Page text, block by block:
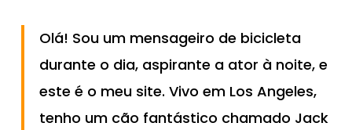
Olá! Sou um mensageiro de bicicleta
durante o dia, aspirante a ator à noite, e
este é o meu site. Vivo em Los Angeles,
tenho um cão fantástico chamado Jack